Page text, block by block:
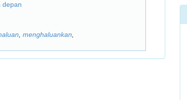
depan
menghaluankan